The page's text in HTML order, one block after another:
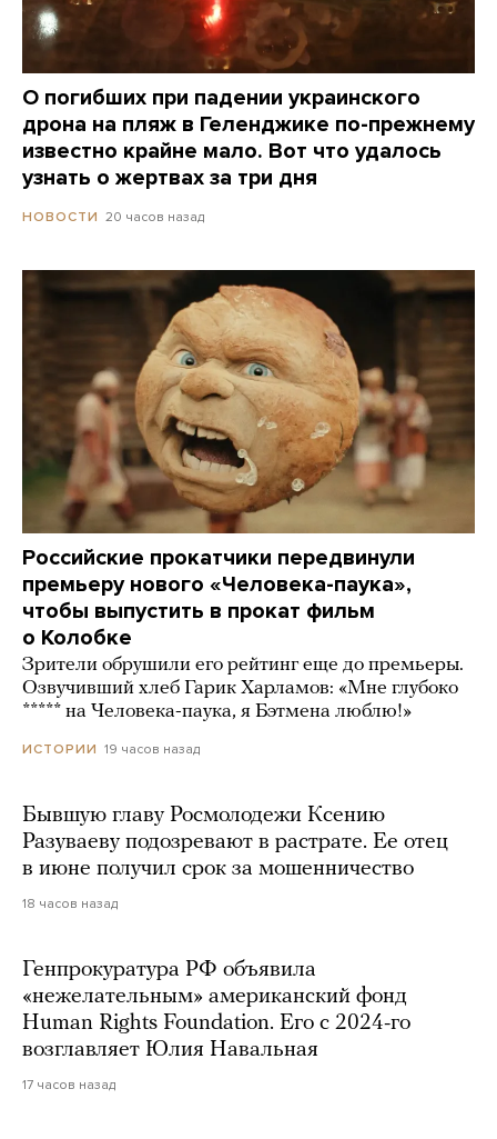
О погибших при падении украинского
дрона на пляж в Геленджике по-прежнему
известно крайне мало. Вот что удалось
узнать о жертвах за три дня
НОВОСТИ 20 часов назад
Российские прокатчики передвинули
премьеру нового «Человека-паука»,
чтобы выпустить в прокат фильм
о Колобке
Зрители обрушили его рейтинг еще до премьеры.
Озвучивший хлеб Гарик Харламов: «Мне глубоко
***** на Человека-паука, я Бэтмена люблю!»
ИСТОРИИ 19 часов назад
Бывшую главу Росмолодежи Ксению
Разуваеву подозревают в растрате. Ее отец
в июне получил срок за мошенничество
18 часов назад
Генпрокуратура РФ объявила
«нежелательным» американский фонд
Human Rights Foundation. Его с 2024-го
возглавляет Юлия Навальная
17 часов назад